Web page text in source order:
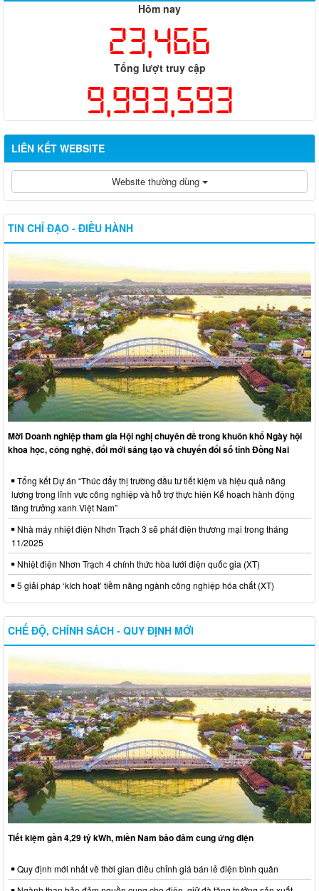
Hôm nay
23,466
Tổng lượt truy cập
9,993,593
LIÊN KẾT WEBSITE
Website thường dùng
TIN CHỈ ĐẠO - ĐIỀU HÀNH
Mời Doanh nghiệp tham gia Hội nghị chuyên đề trong khuôn khổ Ngày hội
khoa học, công nghệ, đổi mới sáng tạo và chuyển đổi số tỉnh Đồng Nai
Tổng kết Dự án “Thúc đẩy thị trường đầu tư tiết kiệm và hiệu quả năng
lượng trong lĩnh vực công nghiệp và hỗ trợ thực hiện Kế hoạch hành động
tăng trưởng xanh Việt Nam”
Nhà máy nhiệt điện Nhơn Trạch 3 sẽ phát điện thương mại trong tháng
11/2025
Nhiệt điện Nhơn Trạch 4 chính thức hòa lưới điện quốc gia (XT)
5 giải pháp ‘kích hoạt’ tiềm năng ngành công nghiệp hóa chất (XT)
CHẾ ĐỘ, CHÍNH SÁCH - QUY ĐỊNH MỚI
Tiết kiệm gần 4,29 tỷ kWh, miền Nam bảo đảm cung ứng điện
Quy định mới nhất về thời gian điều chỉnh giá bán lẻ điện bình quân